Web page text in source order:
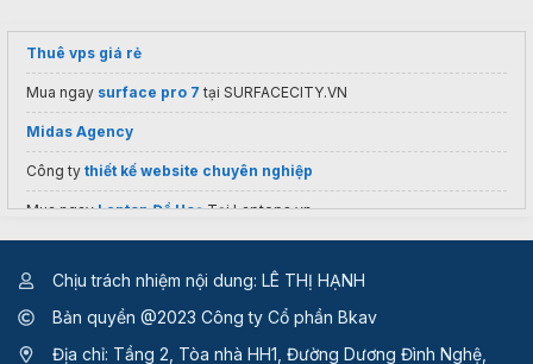
Thuê vps giá rẻ
Mua ngay surface pro 7 tại SURFACECITY.VN
Midas Agency
Công ty thiết kế website chuyên nghiệp
Mua ngayLaptop Đồ HoạTại Laptops.vn
Chịu trách nhiệm nội dung: LÊ THỊ HẠNH
Bản quyền @2023 Công ty Cổ phần Bkav
Địa chỉ: Tầng 2, Tòa nhà HH1, Đường Dương Đình Nghệ,